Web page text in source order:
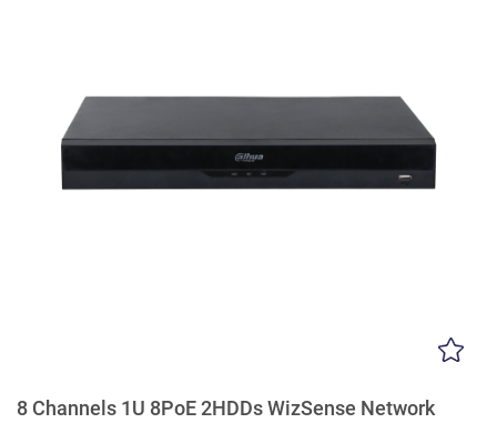
8 Channels 1U 8PoE 2HDDs WizSense Network